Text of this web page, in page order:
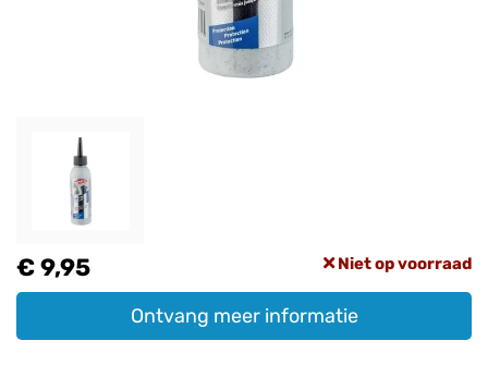
€ 9,95 Niet op voorraad
Ontvang meer informatie